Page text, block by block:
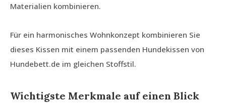
Materialien kombinieren.
Für ein harmonisches Wohnkonzept kombinieren Sie
dieses Kissen mit einem passenden Hundekissen von
Hundebett.de im gleichen Stoffstil.
Wichtigste Merkmale auf einen Blick